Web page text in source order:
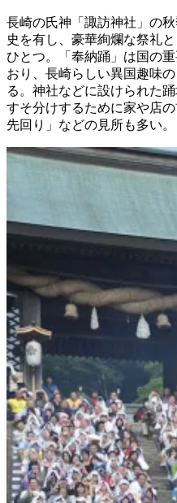
長崎の氏神「諏訪神社」の
史を有し、豪華絢爛な祭礼
ひとつ。「奉納踊」は国の
おり、長崎らしい異国趣味
る。神社などに設けられた
すそ分けするために家や店
先回り」などの見所も多い。